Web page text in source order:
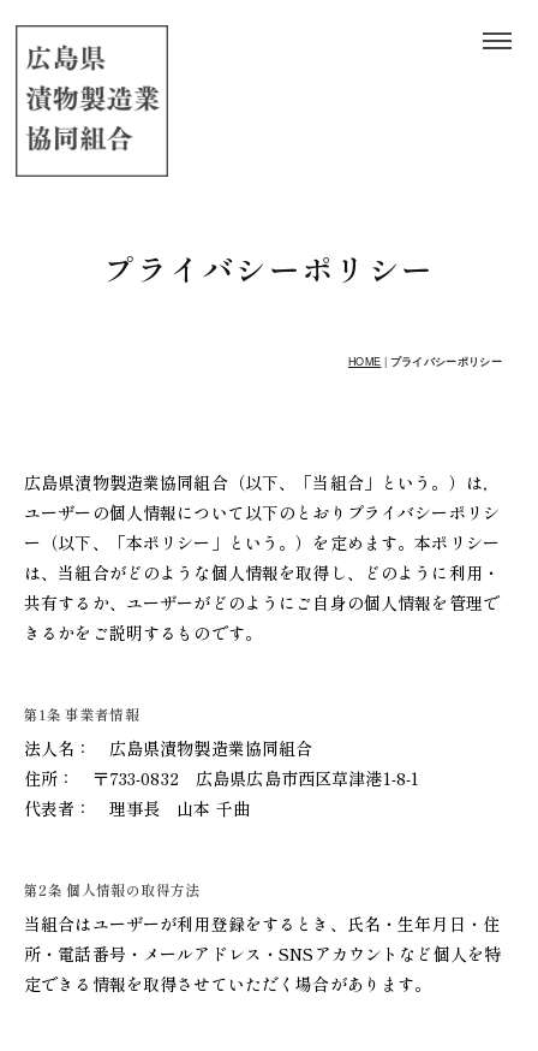
プライバシーポリシー
HOME | プライバシーポリシー
広島県漬物製造業協同組合（以下、「当組合」という。）は，
ユーザーの個人情報について以下のとおりプライバシーポリシ
ー（以下、「本ポリシー」という。）を定めます。本ポリシー
は、当組合がどのような個人情報を取得し、どのように利用・
共有するか、ユーザーがどのようにご自身の個人情報を管理で
きるかをご説明するものです。
第1条 事業者情報
法人名： 広島県漬物製造業協同組合
住所： 〒733-0832 広島県広島市西区草津港1-8-1
代表者： 理事長 山本 千曲
第2条 個人情報の取得方法
当組合はユーザーが利用登録をするとき、氏名・生年月日・住
所・電話番号・メールアドレス・SNSアカウントなど個人を特
定できる情報を取得させていただく場合があります。